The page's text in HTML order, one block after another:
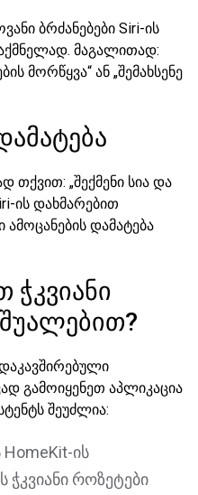
ბრძანებები Siri-ის
მაგალითად:
მორწყვა“ ან „შემახსენე
თქვით: „შექმენი სია და
ის დახმარებით
დამატება
გამოიყენეთ აპლიკაცია
შეუძლია:
ის
ჭკვიანი როზეტები